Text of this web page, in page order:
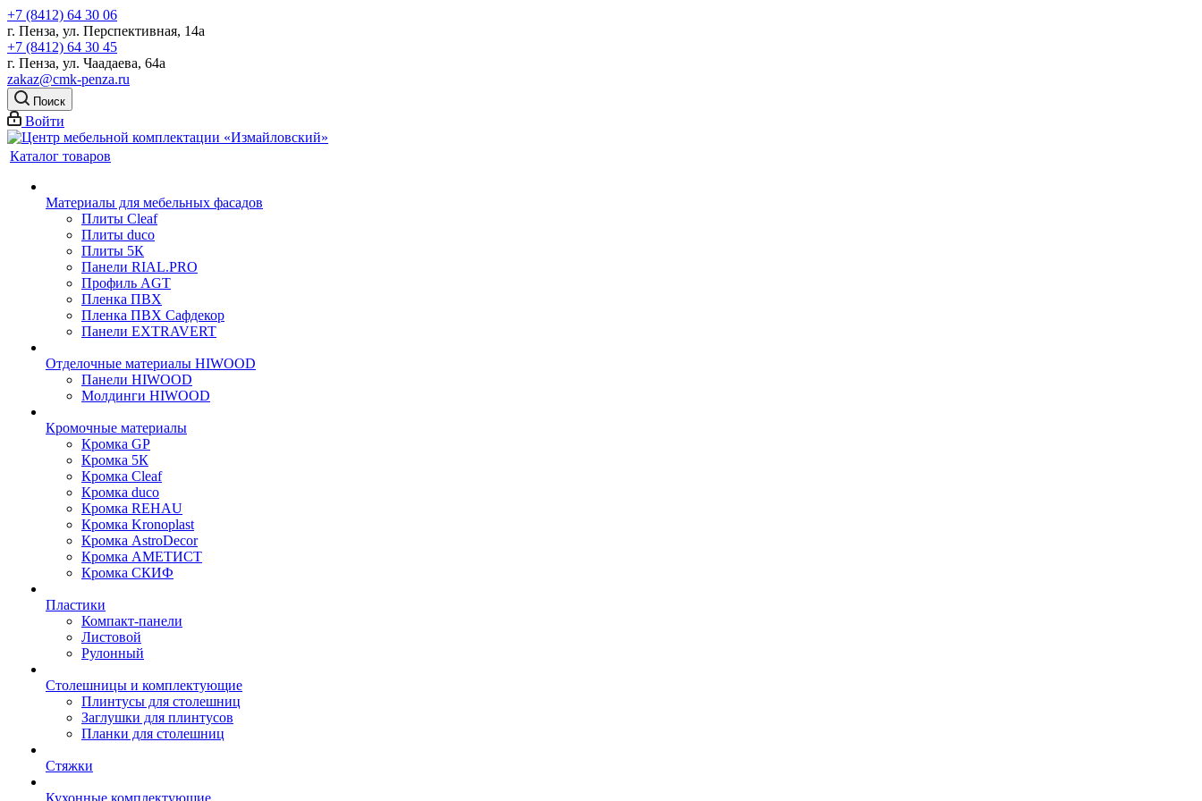
+7 (8412) 64 30 06
г. Пенза, ул. Перспективная, 14а
+7 (8412) 64 30 45
г. Пенза, ул. Чаадаева, 64а
zakaz@cmk-penza.ru
Поиск
Войти
Каталог товаров
Материалы для мебельных фасадов
Плиты Cleaf
Плиты duco
Плиты 5К
Панели RIAL.PRO
Профиль AGT
Пленка ПВХ
Пленка ПВХ Сафдекор
Панели EXTRAVERT
Отделочные материалы HIWOOD
Панели HIWOOD
Молдинги HIWOOD
Кромочные материалы
Кромка GP
Кромка 5К
Кромка Cleaf
Кромка duco
Кромка REHAU
Кромка Kronoplast
Кромка AstroDecor
Кромка АМЕТИСТ
Кромка СКИФ
Пластики
Компакт-панели
Листовой
Рулонный
Столешницы и комплектующие
Плинтусы для столешниц
Заглушки для плинтусов
Планки для столешниц
Стяжки
Кухонные комплектующие